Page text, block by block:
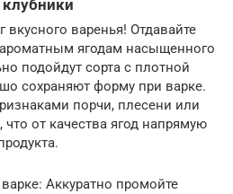
варенья! Отдавайте
ягодам насыщенного
подойдут сорта с плотной
сохраняют форму при варке.
порчи, плесени или
от качества ягод напрямую
Аккуратно промойте